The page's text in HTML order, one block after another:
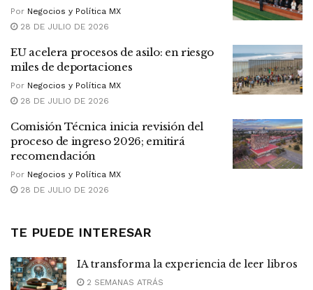
Por Negocios y Política MX
28 DE JULIO DE 2026
EU acelera procesos de asilo: en riesgo
miles de deportaciones
Por Negocios y Política MX
28 DE JULIO DE 2026
Comisión Técnica inicia revisión del
proceso de ingreso 2026; emitirá
recomendación
Por Negocios y Política MX
28 DE JULIO DE 2026
TE PUEDE INTERESAR
IA transforma la experiencia de leer libros
2 SEMANAS ATRÁS